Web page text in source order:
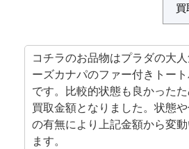
買
コチラのお品物はプラダの大人
ーズカナパのファー付きトー
です。比較的状態も良かった
買取金額となりました。状態
の有無により上記金額から変
ます。